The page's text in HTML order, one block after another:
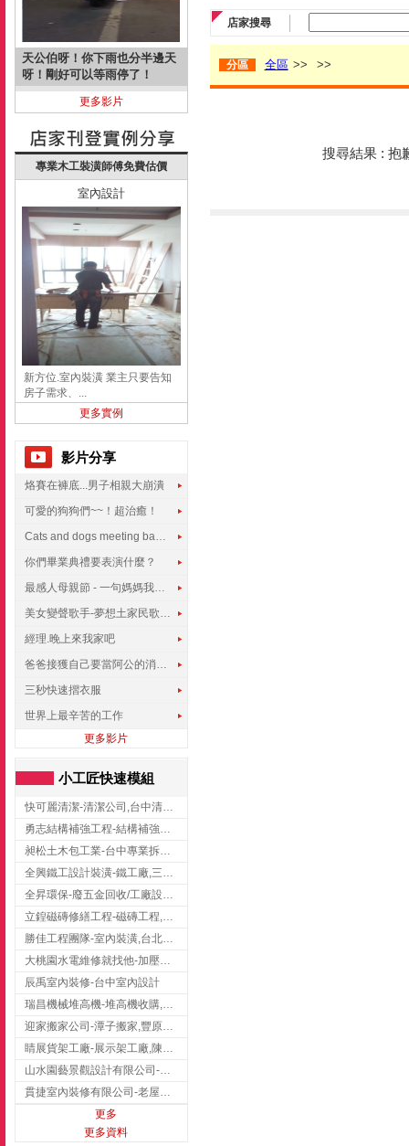
天公伯呀！你下雨也分半邊天
呀！剛好可以等雨停了！
更多影片
專業木工裝潢師傅免費估價
室內設計
新方位.室內裝潢 業主只要告知
房子需求、...
更多實例
影片分享
烙賽在褲底...男子相親大崩潰
可愛的狗狗們~~！超治癒！
Cats and dogs meeting babies for the first time
你們畢業典禮要表演什麼？
最感人母親節 - 一句媽媽我愛你
美女變聲歌手-夢想土家民歌傳遍世界
經理.晚上來我家吧
爸爸接獲自己要當阿公的消息，反應史上最可愛!!!
三秒快速摺衣服
世界上最辛苦的工作
更多影片
小工匠快速模組
快可麗清潔-清潔公司,台中清潔公司,台中居家清潔
勇志結構補強工程-結構補強工程 ,桃園結構補強工程,龍潭結構補強工程
昶松土木包工業-台中專業拆除工程/挖土機出租
全興鐵工設計裝潢-鐵工廠,三峽鐵工廠,台北鐵工廠
全昇環保-廢五金回收/工廠設備收購/機械設備回收/高價收購廠房設備
立鍠磁磚修繕工程-磁磚工程,磁磚修補,新竹磁磚工程
勝佳工程團隊-室內裝潢,台北房屋裝修,三重室內裝修
大桃園水電維修就找他-加壓馬達,抽水馬達,桃園水電行,中壢水電
辰禹室內裝修-台中室內設計
瑞昌機械堆高機-堆高機收購,新北市堆高機,桃園堆高機
迎家搬家公司-潭子搬家,豐原搬家,大雅搬家,大甲搬家,台中推薦搬家,台中搬家
睛展貨架工廠-展示架工廠,陳列架,台中展示架工廠
山水園藝景觀設計有限公司-景觀工程,景觀設計,新竹園藝工程,新竹景觀設計
貫捷室內裝修有限公司-老屋翻新工程,台中老屋翻新工程,台中舊屋翻新
更多
更多資料
店家搜尋
分區 全區 >> >>
搜尋結果 : 抱